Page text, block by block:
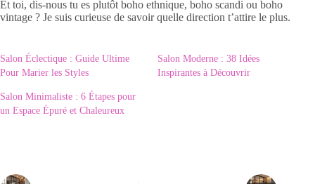
Et toi, dis-nous tu es plutôt boho ethnique, boho scandi ou boho
vintage ? Je suis curieuse de savoir quelle direction t’attire le plus.
Salon Éclectique : Guide Ultime
Pour Marier les Styles
Salon Moderne : 38 Idées
Inspirantes à Découvrir
Salon Minimaliste : 6 Étapes pour
un Espace Épuré et Chaleureux